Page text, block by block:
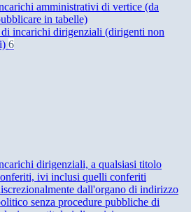
amministrativi di vertice (da
in tabelle)
incarichi dirigenziali (dirigenti non
6
dirigenziali, a qualsiasi titolo
ivi inclusi quelli conferiti
dall'organo di indirizzo
senza procedure pubbliche di